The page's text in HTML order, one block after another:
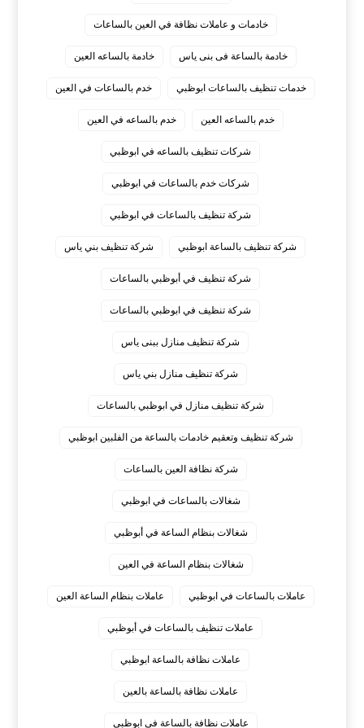
خادمات و عاملات نظافة في العين بالساعات
خادمة بالساعة فى بنى ياس خادمة بالساعه العين
خدمات تنظيف بالساعات ابوظبي خدم بالساعات في العين
خدم بالساعه العين خدم بالساعه في العين
شركات تنظيف بالساعه في ابوظبي
شركات خدم بالساعات في ابوظبي
شركة تنظيف بالساعات في ابوظبي
شركة تنظيف بالساعة ابوظبي شركة تنظيف بني ياس
شركة تنظيف في أبوظبي بالساعات
شركة تنظيف في ابوظبي بالساعات
شركة تنظيف منازل ببنى ياس
شركة تنظيف منازل بني ياس
شركة تنظيف منازل في ابوظبي بالساعات
شركة تنظيف وتعقيم خادمات بالساعة من الفلبين ابوظبي
شركة نظافة العين بالساعات
شغالات بالساعات في ابوظبي
شغالات بنظام الساعة في أبوظبي
شغالات بنظام الساعة في العين
عاملات بالساعات في ابوظبي عاملات بنظام الساعة العين
عاملات تنظيف بالساعات في أبوظبي
عاملات نظافة بالساعة ابوظبي
عاملات نظافة بالساعة بالعين
عاملات نظافة بالساعة في ابوظبي